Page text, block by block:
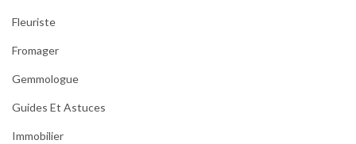
Fleuriste
Fromager
Gemmologue
Guides Et Astuces
Immobilier